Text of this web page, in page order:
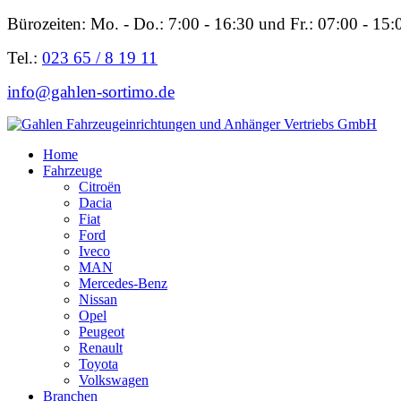
Bürozeiten: Mo. - Do.: 7:00 - 16:30 und Fr.: 07:00 -
Tel.: 023 65 / 8 19 11
info@gahlen-sortimo.de
Home
Fahrzeuge
Citroën
Dacia
Fiat
Ford
Iveco
MAN
Mercedes-Benz
Nissan
Opel
Peugeot
Renault
Toyota
Volkswagen
Branchen